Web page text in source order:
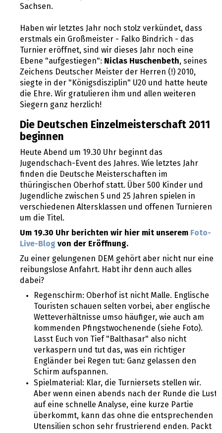
Sachsen.
Haben wir letztes Jahr noch stolz verkündet, dass
erstmals ein Großmeister - Falko Bindrich - das
Turnier eröffnet, sind wir dieses Jahr noch eine
Ebene "aufgestiegen": Niclas Huschenbeth, seines
Zeichens Deutscher Meister der Herren (!) 2010,
siegte in der "Königsdisziplin" U20 und hatte heute
die Ehre. Wir gratulieren ihm und allen weiteren
Siegern ganz herzlich!
Die Deutschen Einzelmeisterschaft 2011
beginnen
Heute Abend um 19.30 Uhr beginnt das
Jugendschach-Event des Jahres. Wie letztes Jahr
finden die Deutsche Meisterschaften im
thüringischen Oberhof statt. Über 500 Kinder und
Jugendliche zwischen 5 und 25 Jahren spielen in
verschiedenen Altersklassen und offenen Turnieren
um die Titel.
Um 19.30 Uhr berichten wir hier mit unserem Foto-
Live-Blog von der Eröffnung.
Zu einer gelungenen DEM gehört aber nicht nur eine
reibungslose Anfahrt. Habt ihr denn auch alles
dabei?
Regenschirm: Oberhof ist nicht Malle. Englische
Touristen schauen selten vorbei, aber englische
Wetteverhältnisse umso häufiger, wie auch am
kommenden Pfingstwochenende (siehe Foto).
Lasst Euch von Tief "Balthasar" also nicht
verkaspern und tut das, was ein richtiger
Engländer bei Regen tut: Ganz gelassen den
Schirm aufspannen.
Spielmaterial: Klar, die Turniersets stellen wir.
Aber wenn einen abends nach der Runde die Lust
auf eine schnelle Analyse, eine kurze Partie
überkommt, kann das ohne die entsprechenden
Utensilien schon sehr frustrierend enden. Packt